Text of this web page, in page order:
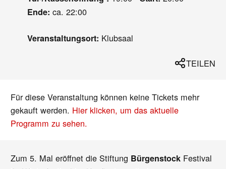
Ende: ca. 22:00
Veranstaltungsort: Klubsaal
TEILEN
Für diese Veranstaltung können keine Tickets mehr
gekauft werden. Hier klicken, um das aktuelle
Programm zu sehen.
Zum 5. Mal eröffnet die Stiftung Bürgenstock Festival